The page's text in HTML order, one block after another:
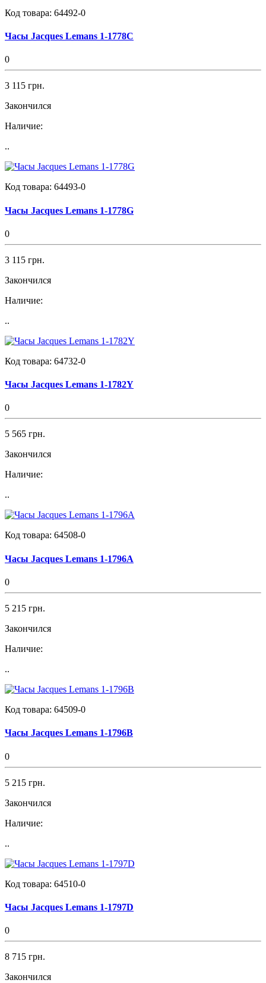
Код товара: 64492-0
Часы Jacques Lemans 1-1778C
0
3 115 грн.
Закончился
Наличие:
..
Код товара: 64493-0
Часы Jacques Lemans 1-1778G
0
3 115 грн.
Закончился
Наличие:
..
Код товара: 64732-0
Часы Jacques Lemans 1-1782Y
0
5 565 грн.
Закончился
Наличие:
..
Код товара: 64508-0
Часы Jacques Lemans 1-1796A
0
5 215 грн.
Закончился
Наличие:
..
Код товара: 64509-0
Часы Jacques Lemans 1-1796B
0
5 215 грн.
Закончился
Наличие:
..
Код товара: 64510-0
Часы Jacques Lemans 1-1797D
0
8 715 грн.
Закончился